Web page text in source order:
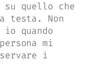
quello che
testa. Non
quando
mi
i